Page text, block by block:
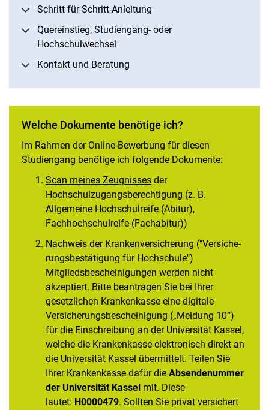
Schritt-für-Schritt-Anleitung
Quereinstieg, Studiengang- oder
Hochschulwechsel
Kontakt und Beratung
Welche Dokumente benötige ich?
Im Rahmen der Online-Bewerbung für diesen
Studiengang benötige ich folgende Dokumente:
Scan meines Zeugnisses der
Hochschulzugangsberechtigung (z. B.
Allgemeine Hochschulreife (Abitur),
Fachhochschulreife (Fachabitur))
Nachweis der Krankenversicherung ("Versi­che­
rungs­be­stä­ti­gung für Hoch­schule")
Mitgliedsbescheinigungen werden nicht
akzeptiert. Bitte beantragen Sie bei Ihrer
gesetzlichen Krankenkasse eine digitale
Versicherungsbescheinigung („Meldung 10“)
für die Einschreibung an der Universität Kassel,
welche die Krankenkasse elektronisch direkt an
die Universität Kassel übermittelt. Teilen Sie
Ihrer Krankenkasse dafür die Absendenummer
der Universität Kassel mit. Diese
lautet: H0000479. Sollten Sie privat versichert